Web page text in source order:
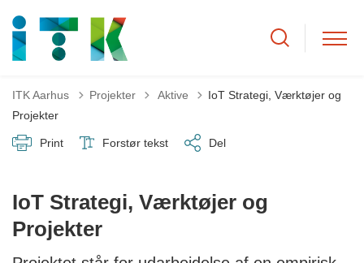
ITK Aarhus Projekter Tilbage til
Aktive
IoT Strategi, Værktøjer og
Projekter
Print Forstør tekst Del
IoT Strategi, Værktøjer og
Projekter